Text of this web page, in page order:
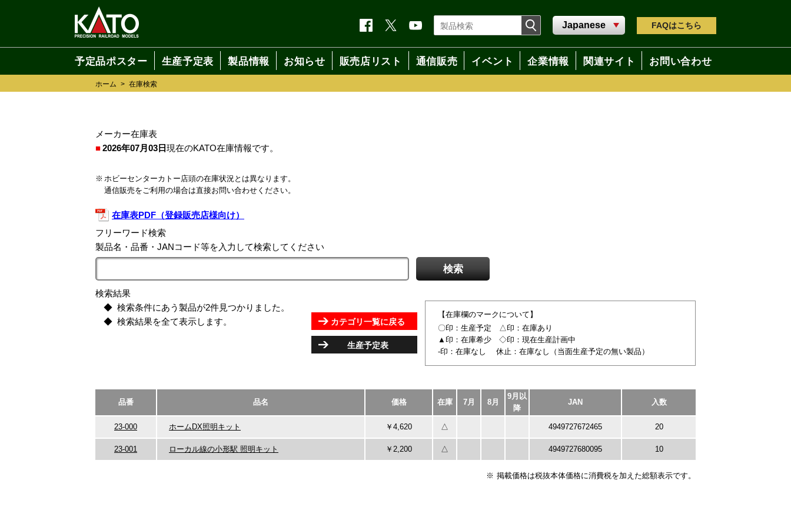
FAQはこちら
予定品ポスター 生産予定表 製品情報 お知らせ 販売店リスト 通信販売 イベント 企業情報 関連サイト お問い合わせ
ホーム > 在庫検索
メーカー在庫表
2026年07月03日現在のKATO在庫情報です。
ホビーセンターカトー店頭の在庫状況とは異なります。
通信販売をご利用の場合は直接お問い合わせください。
在庫表PDF（登録販売店様向け）
フリーワード検索
製品名・品番・JANコード等を入力して検索してください
検索結果
検索条件にあう製品が2件見つかりました。
検索結果を全て表示します。
カテゴリ一覧に戻る
生産予定表
【在庫欄のマークについて】
〇印：生産予定 △印：在庫あり
▲印：在庫希少 ◇印：現在生産計画中
-印：在庫なし 休止：在庫なし（当面生産予定の無い製品）
品番 品名 価格 在庫 7月 8月
9月以
降
JAN 入数
23-000 ホームDX照明キット ￥4,620 △ 4949727672465 20
23-001 ローカル線の小形駅 照明キット ￥2,200 △ 4949727680095 10
掲載価格は税抜本体価格に消費税を加えた総額表示です。